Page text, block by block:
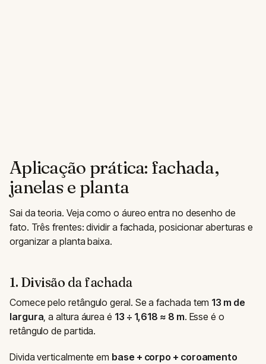
Aplicação prática: fachada,
janelas e planta
Sai da teoria. Veja como o áureo entra no desenho de
fato. Três frentes: dividir a fachada, posicionar aberturas e
organizar a planta baixa.
1. Divisão da fachada
Comece pelo retângulo geral. Se a fachada tem 13 m de
largura , a altura áurea é 13 ÷ 1,618 ≈ 8 m. Esse é o
retângulo de partida.
Divida verticalmente em base + corpo + coroamento